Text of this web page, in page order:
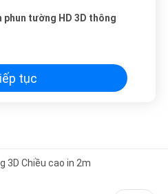
phun tường HD 3D thông
tục
3D Chiều cao in 2m